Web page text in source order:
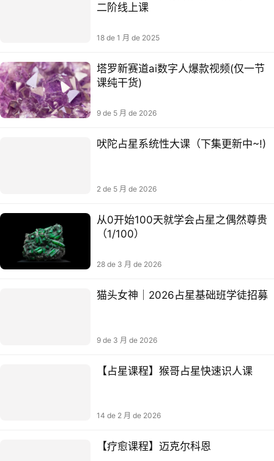
二阶线上课
18 de 1 月 de 2025
塔罗新赛道ai数字人爆款视频(仅一节
课纯干货)
9 de 5 月 de 2026
吠陀占星系统性大课（下集更新中~!)
2 de 5 月 de 2026
从0开始100天就学会占星之偶然尊贵
（1/100）
28 de 3 月 de 2026
猫头女神｜2026占星基础班学徒招募
9 de 3 月 de 2026
【占星课程】猴哥占星快速识人课
14 de 2 月 de 2026
【疗愈课程】迈克尔科恩